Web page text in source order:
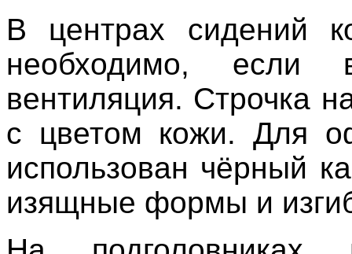
В центрах сидений
необходимо, если
вентиляция. Строчка
с цветом кожи. Для
использован чёрный
изящные формы и